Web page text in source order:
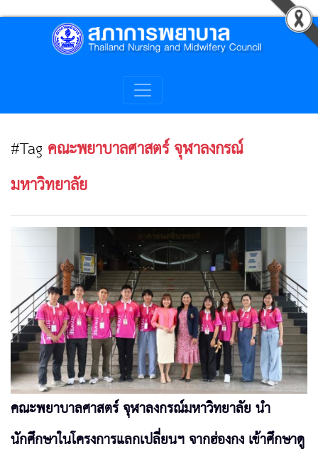
#Tag คณะพยาบาลศาสตร์ จุฬาลงกรณ์
มหาวิทยาลัย
คณะพยาบาลศาสตร์ จุฬาลงกรณ์มหาวิทยาลัย นำ
นักศึกษาในโครงการแลกเปลี่ยนฯ จากฮ่องกง เข้าศึกษาดู